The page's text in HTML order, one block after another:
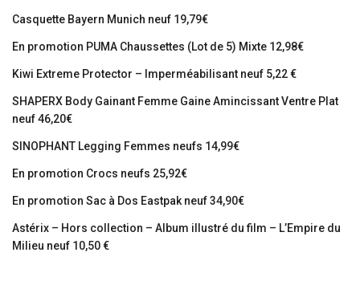
Casquette Bayern Munich neuf 19,79€
En promotion PUMA Chaussettes (Lot de 5) Mixte 12,98€
Kiwi Extreme Protector – Imperméabilisant neuf 5,22 €
SHAPERX Body Gainant Femme Gaine Amincissant Ventre Plat
neuf 46,20€
SINOPHANT Legging Femmes neufs 14,99€
En promotion Crocs neufs 25,92€
En promotion Sac à Dos Eastpak neuf 34,90€
Astérix – Hors collection – Album illustré du film – L’Empire du
Milieu neuf 10,50 €